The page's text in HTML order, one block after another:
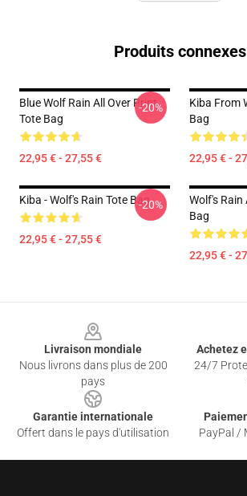
Produits connexes
Blue Wolf Rain All Over Print
Tote Bag
22,95 € - 27,55 €
-20%
Kiba From
Bag
22,95 € -
Kiba - Wolf's Rain Tote Bag
22,95 € - 27,55 €
-20%
Wolf's Rain
Bag
22,95 € -
Livraison mondiale
Nous livrons dans plus de 200
pays
Achetez
24/7
Garantie internationale
Offert dans le pays d'utilisation
PayPal /